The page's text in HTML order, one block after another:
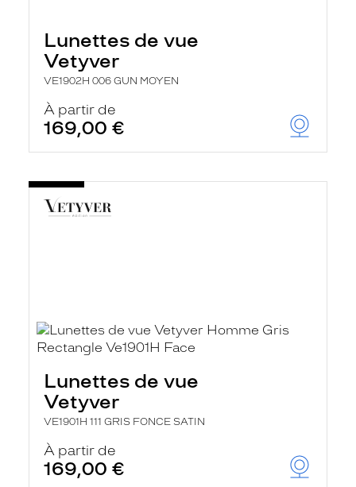
Lunettes de vue
Vetyver
VE1902H 006 GUN MOYEN
À partir de
169,00 €
Lunettes de vue
Vetyver
VE1901H 111 GRIS FONCE SATIN
À partir de
169,00 €